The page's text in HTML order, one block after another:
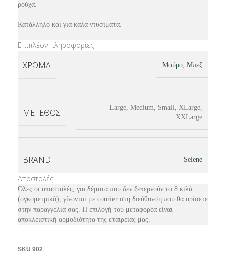
ρούχα.
Κατάλληλο και για καλά ντυσίματα.
Επιπλέον πληροφορίες
ΧΡΏΜΑ Μαύρο, Μπεζ
ΜΈΓΕΘΟΣ
Large, Medium, Small, XLarge,
XXLarge
BRAND Selene
Αποστολές
Όλες οι αποστολές, για δέματα που δεν ξεπερνούν τα 8 κιλά
(ογκομετρικό), γίνονται με courier στη διεύθυνση που θα ορίσετε
στην παραγγελία σας. Η επιλογή του μεταφορέα είναι
αποκλειστική αρμοδιότητα της εταιρείας μας.
SKU 902